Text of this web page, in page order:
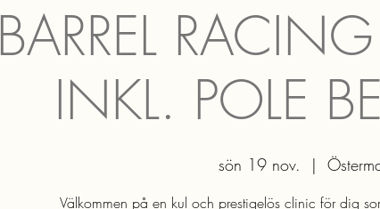
BARREL
INKL. POLE
sön 19 nov.
  |
Välkommen på en kul och prestigelös clinic för dig